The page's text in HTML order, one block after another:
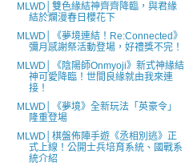
MLWD│雙色緣結神齊齊降臨，與君緣
結於爛漫春日櫻花下
MLWD│《夢境連結！Re:Connected》
彌月感謝祭活動登場，好禮獎不完！
MLWD│《陰陽師Onmyoji》新式神緣結
神可愛降臨！世間良緣就由我來連
接！
MLWD│《夢境》全新玩法「英豪令」
隆重登場
MLWD│棋盤佈陣手遊《丞相別逃》正
式上線！公開士兵培育系統、國戰系
統介紹